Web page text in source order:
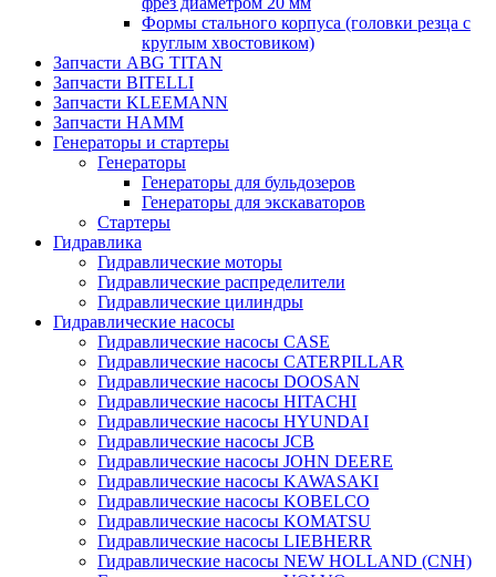
Формы стального корпуса (головки резца с
круглым хвостовиком)
Запчасти ABG TITAN
Запчасти BITELLI
Запчасти KLEEMANN
Запчасти HAMM
Генераторы и стартеры
Генераторы
Генераторы для бульдозеров
Генераторы для экскаваторов
Стартеры
Гидравлика
Гидравлические моторы
Гидравлические распределители
Гидравлические цилиндры
Гидравлические насосы
Гидравлические насосы CASE
Гидравлические насосы CATERPILLAR
Гидравлические насосы DOOSAN
Гидравлические насосы HITACHI
Гидравлические насосы HYUNDAI
Гидравлические насосы JCB
Гидравлические насосы JOHN DEERE
Гидравлические насосы KAWASAKI
Гидравлические насосы KOBELCO
Гидравлические насосы KOMATSU
Гидравлические насосы LIEBHERR
Гидравлические насосы NEW HOLLAND (CNH)